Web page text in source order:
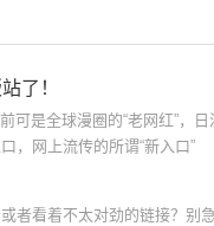
了！
可是全球漫圈的“老网红”，
，网上流传的所谓“新入口”
者看着不太对劲的链接？别